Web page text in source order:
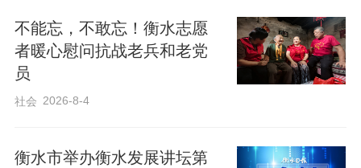
不能忘，不敢忘！衡水志愿
者暖心慰问抗战老兵和老党
员
社会 2026-8-4
衡水市举办衡水发展讲坛第